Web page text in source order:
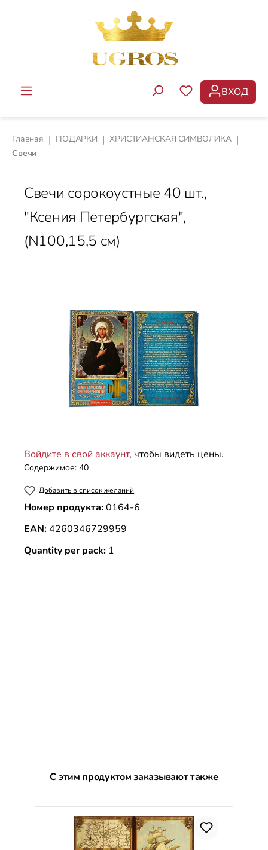
Перейти к основному содержанию
У ВАС ЕСТЬ
ВХОД
Главная | ПОДАРКИ | ХРИСТИАНСКАЯ СИМВОЛИКА |
Свечи
Свечи сорокоустные 40 шт.,
"Ксения Петербургская",
(N100,15,5 cм)
Войдите в свой аккаунт, чтобы видеть цены.
Содержимое: 40
Добавить в список желаний
Номер продукта:0164-6
EAN:4260346729959
Quantity per pack: 1
Пропустить галерею продуктов
С этим продуктом заказывают также